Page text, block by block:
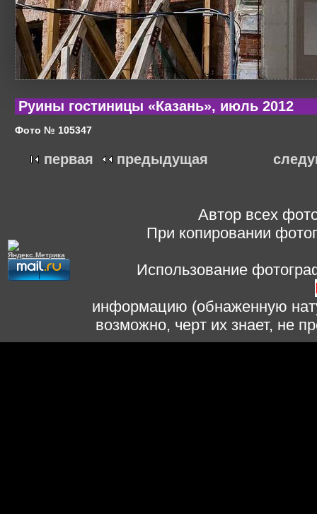
Руины гостиницы «Казань», июль 2012
Фото № 105347
первая предыдущая
Автор всех
При копировании
Использование
информацию (обнаженную
возможно, черт их знает, не